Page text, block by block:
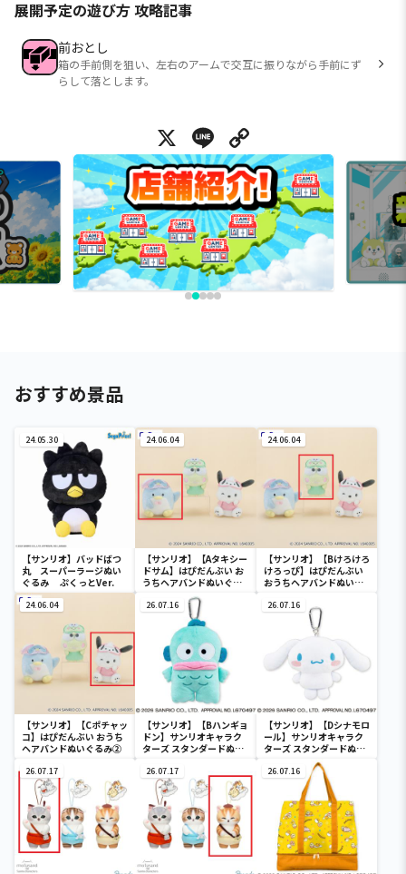
展開予定の遊び方 攻略記事
前おとし
箱の手前側を狙い、左右のアームで交互に振りながら手前にず
らして落とします。
X Line
おすすめ景品
24.05.30
【サンリオ】バッドばつ
丸 スーパーラージぬい
ぐるみ ぷくっとVer.
24.06.04
【サンリオ】【Aタキシー
ドサム】はぴだんぶい お
うちヘアバンドぬいぐる
24.06.04
【サンリオ】【Bけろけろ
けろっぴ】はぴだんぶい
おうちヘアバンドぬいぐ
24.06.04
【サンリオ】【Cポチャッ
コ】はぴだんぶい おうち
ヘアバンドぬいぐるみ②
26.07.16
【サンリオ】【Bハンギョ
ドン】サンリオキャラク
ターズ スタンダードぬい
ース
26.07.16
【サンリオ】【Dシナモロ
ール】サンリオキャラク
ターズ スタンダードぬい
ぐるみリール付きパスケ
ース
26.07.17 26.07.17 26.07.16